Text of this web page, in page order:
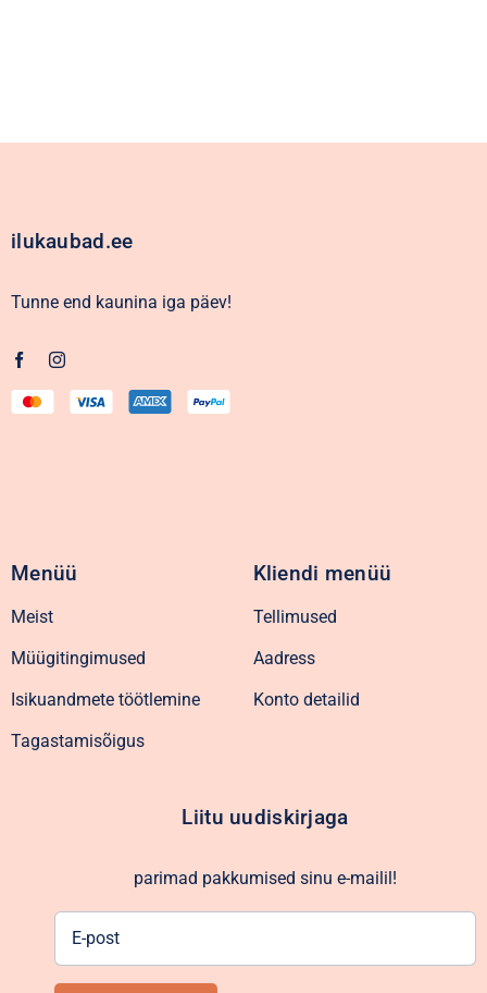
ilukaubad.ee
Tunne end kaunina iga päev!
Menüü
Meist
Müügitingimused
Isikuandmete töötlemine
Tagastamisõigus
Kliendi menüü
Tellimused
Aadress
Konto detailid
Liitu uudiskirjaga
parimad pakkumised sinu e-mailil!